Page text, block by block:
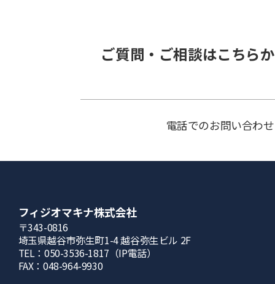
ご質問・ご相談はこちら
電話でのお問い合わ
フィジオマキナ株式会社
〒343-0816
埼⽟県越⾕市弥⽣町1-4 越⾕弥⽣ビル 2F
TEL：050-3536-1817（IP電話）
FAX：048-964-9930